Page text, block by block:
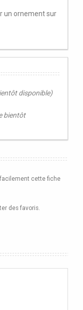
un ornement sur
disponible)
bientôt
cette fiche
des favoris.